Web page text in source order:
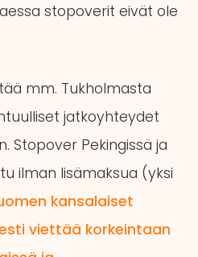
stopoverit eivät ole
mm. Tukholmasta
jatkoyhteydet
Stopover Pekingissä ja
ilman lisämaksua (yksi
kansalaiset
viettää korkeintaan